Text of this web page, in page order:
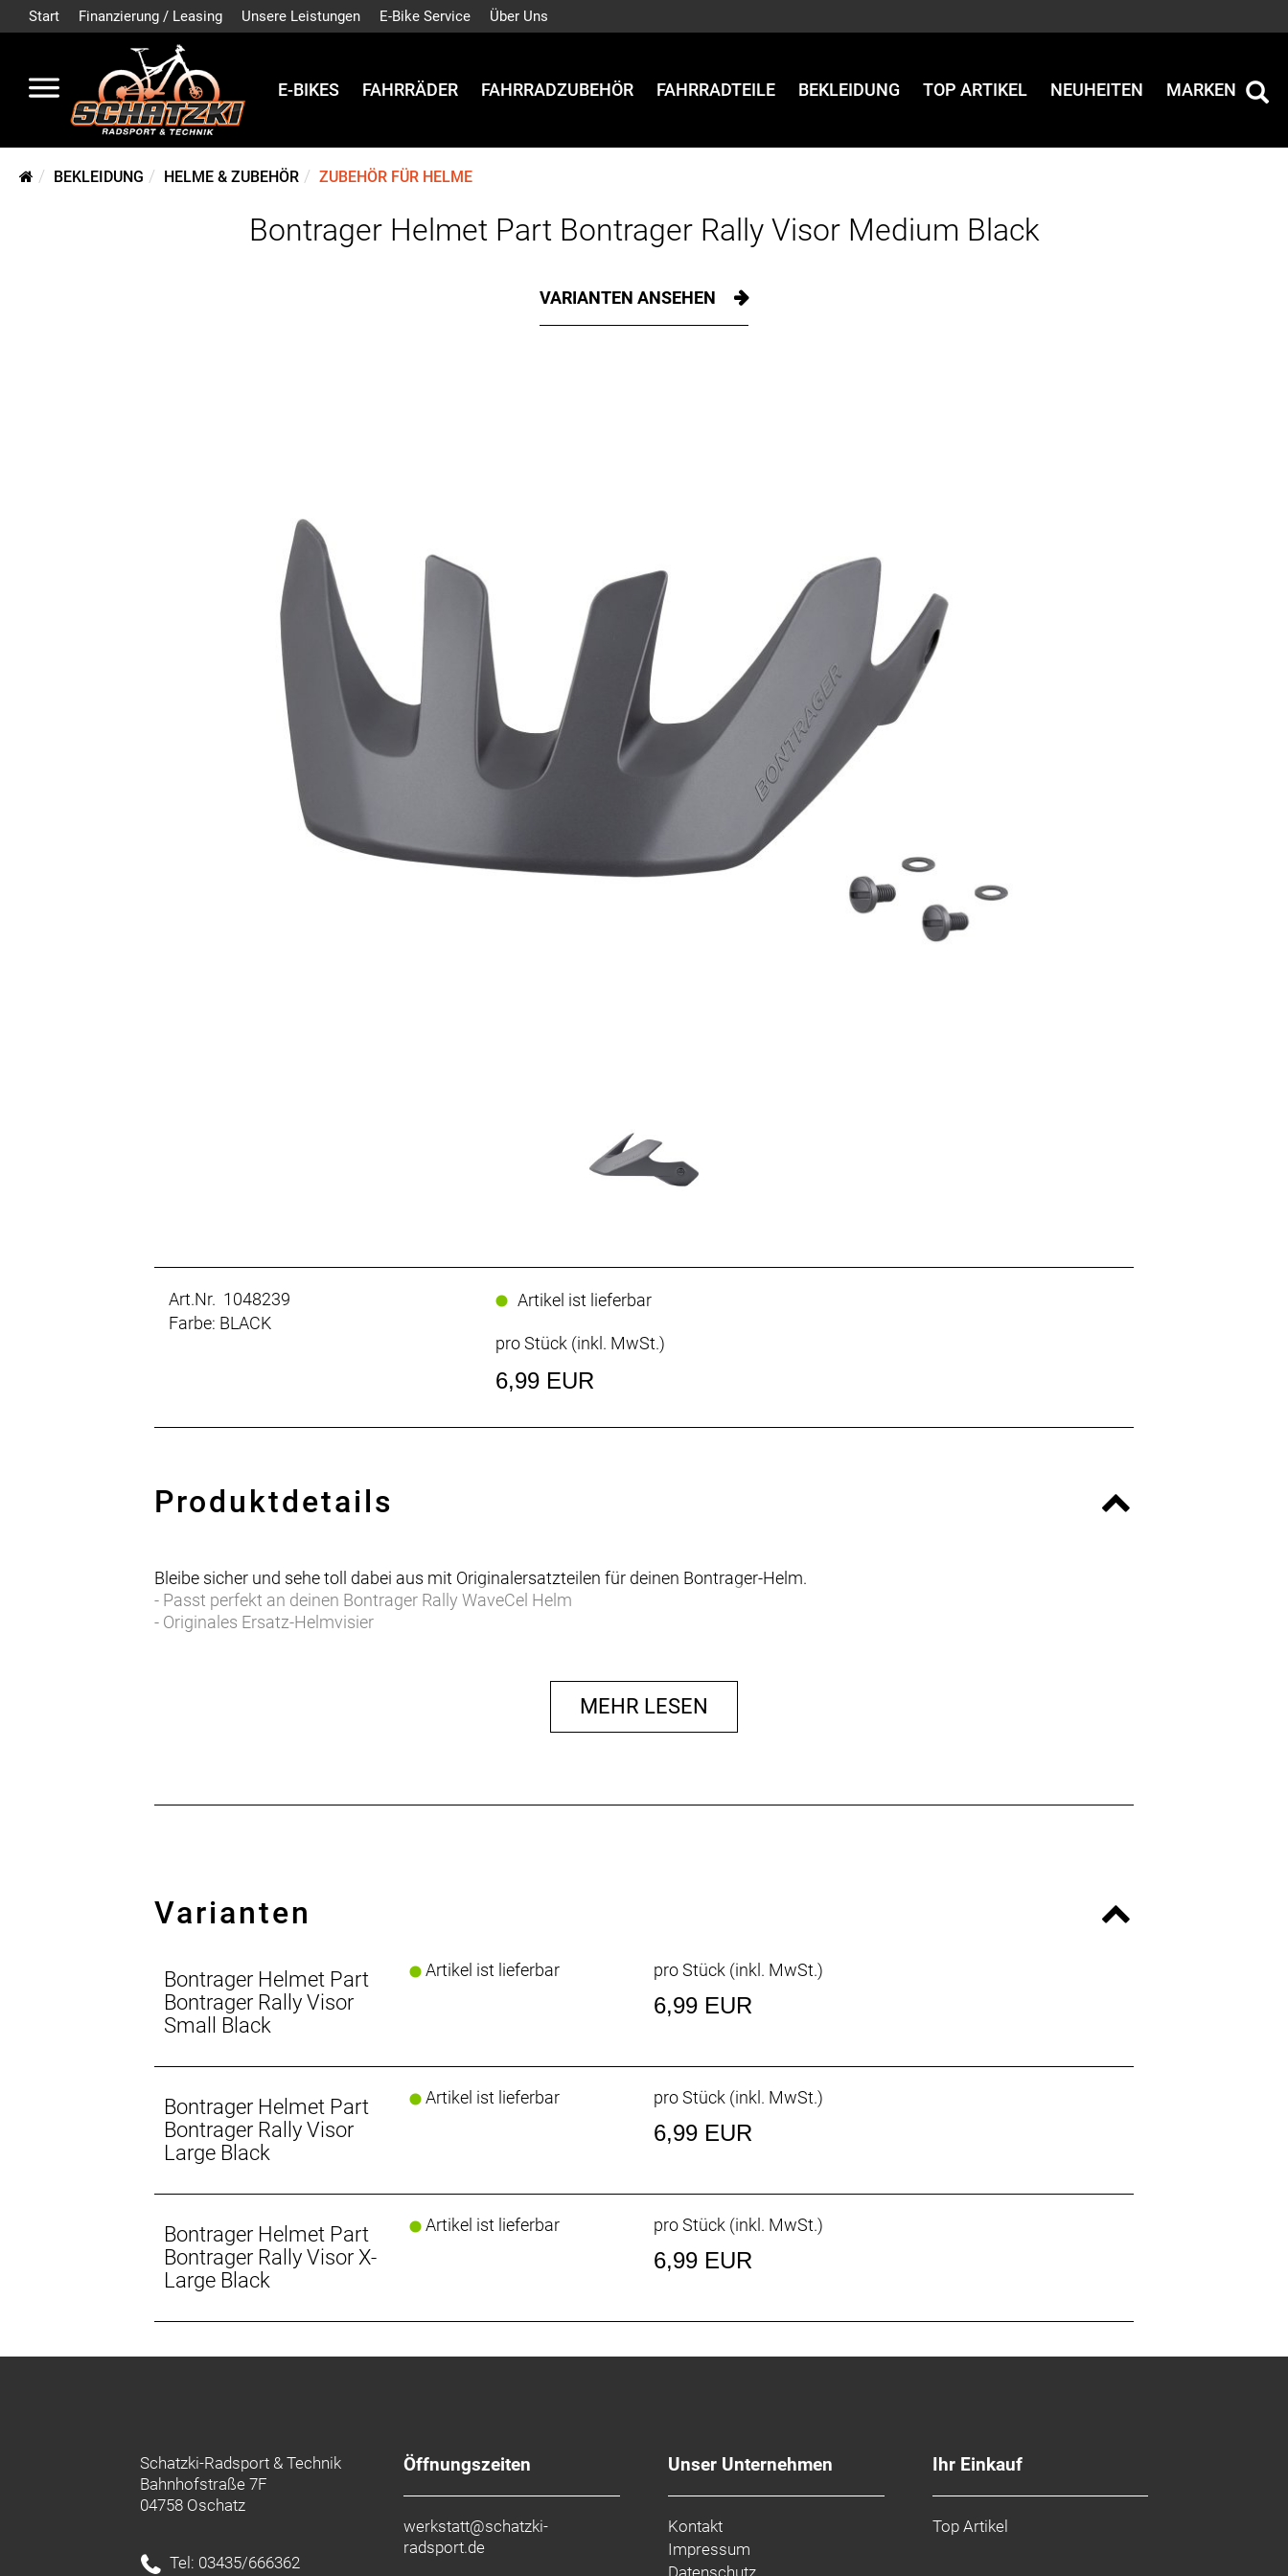
Start Finanzierung / Leasing Unsere Leistungen E-Bike Service Über Uns
E-BIKES FAHRRÄDER FAHRRADZUBEHÖR FAHRRADTEILE BEKLEIDUNG TOP ARTIKEL NEUHEITEN MARKEN
BEKLEIDUNG HELME & ZUBEHÖR ZUBEHÖR FÜR HELME
Bontrager Helmet Part Bontrager Rally Visor Medium Black
VARIANTEN ANSEHEN
Art.Nr. 1048239
Farbe: BLACK
Artikel ist lieferbar
pro Stück (inkl. MwSt.)
6,99 EUR
Produktdetails
Bleibe sicher und sehe toll dabei aus mit Originalersatzteilen für deinen Bontrager-Helm.
- Passt perfekt an deinen Bontrager Rally WaveCel Helm
- Originales Ersatz-Helmvisier
MEHR LESEN
Varianten
Bontrager Helmet Part
Bontrager Rally Visor
Small Black
Artikel ist lieferbar pro Stück (inkl. MwSt.)
6,99 EUR
Bontrager Helmet Part
Bontrager Rally Visor
Large Black
Artikel ist lieferbar pro Stück (inkl. MwSt.)
6,99 EUR
Bontrager Helmet Part
Bontrager Rally Visor X-
Large Black
Artikel ist lieferbar pro Stück (inkl. MwSt.)
6,99 EUR
Schatzki-Radsport & Technik
Bahnhofstraße 7F
04758 Oschatz
Tel: 03435/666362
Öffnungszeiten
werkstatt@schatzki-
radsport.de
Unser Unternehmen
Kontakt
Impressum
Ihr Einkauf
Top Artikel